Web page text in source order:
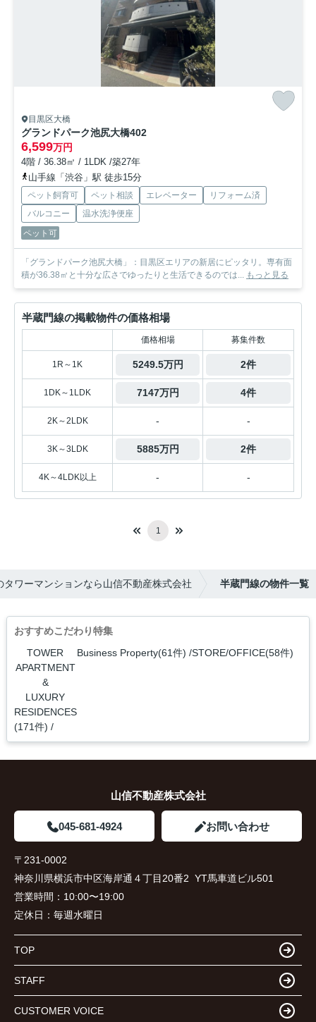
目黒区大橋
グランドパーク池尻大橋402
6,599万円
4階 / 36.38㎡ / 1LDK /築27年
山手線「渋谷」駅 徒歩15分
ペット飼育可 ペット相談 エレベーター
リフォーム済
バルコニー
温水洗浄便座
ペット可
「グランドパーク池尻大橋」：目黒区エリアの新居にピッタリ。専有面
積が36.38㎡と十分な広さでゆったりと生活できるのでは... もっと見る
半蔵門線の掲載物件の価格相場
価格相場 募集件数
1R～1K 5249.5万円 2件
1DK～1LDK 7147万円 4件
2K～2LDK - -
3K～3LDK 5885万円 2件
4K～4LDK以上 - -
1
タワーマンションなら山信不動産株式会社 半蔵門線の物件一覧
おすすめこだわり特集
TOWER
APARTMENT
&
LUXURY
RESIDENCES
(171件)
Business Property(61件) STORE/OFFICE(58件)
山信不動産株式会社
045-681-4924 お問い合わせ
〒231-0002
神奈川県横浜市中区海岸通４丁目20番2 YT馬車道ビル501
営業時間： 10:00〜19:00
定休日： 毎週水曜日
TOP
STAFF
CUSTOMER VOICE